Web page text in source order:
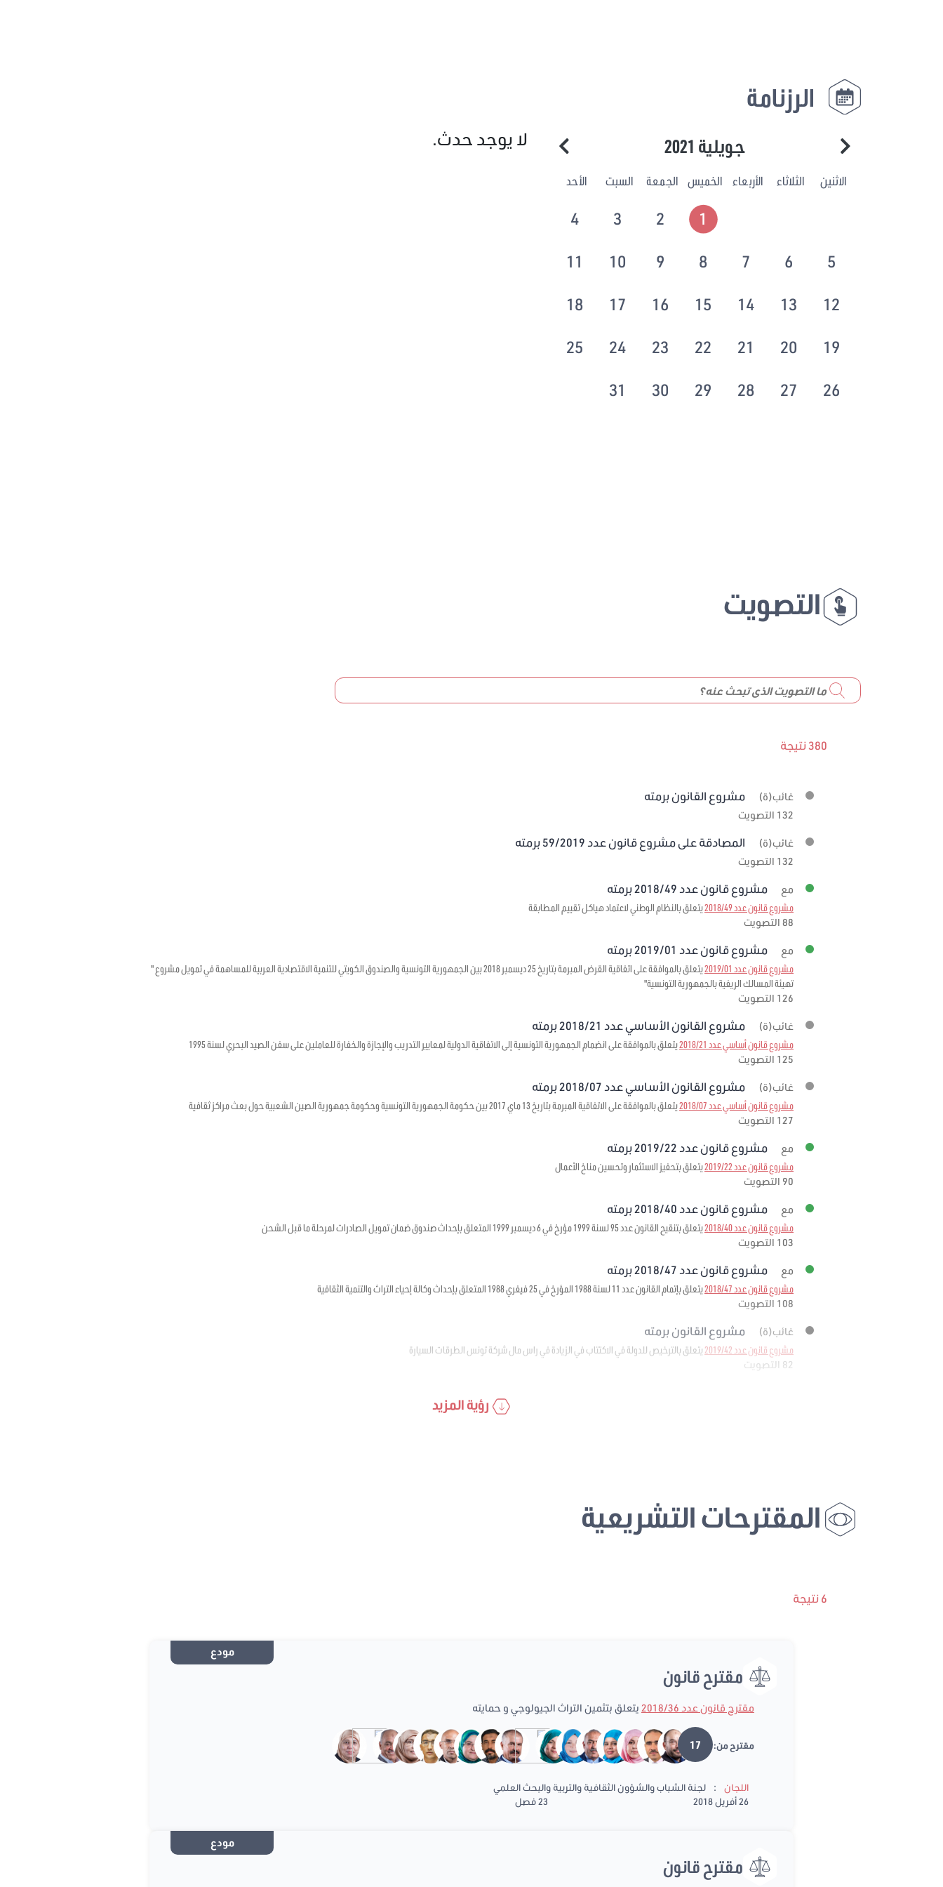
الرزنامة
جويلية 2021
الاثنين الثلاثاء الأربعاء الخميس الجمعة السبت الأحد
1
2
3
4
5
6
7
8
9
10
11
12
13
14
15
16
17
18
19
20
21
22
23
24
25
26
27
28
29
30
31
لا يوجد حدث.
التصويت
380 نتيجة
غائب(ة) مشروع القانون برمته
132 التصويت
غائب(ة) المصادقة على مشروع قانون عدد 59/2019 برمته
132 التصويت
مع مشروع قانون عدد 2018/49 برمته
مشروع قانون عدد 2018/49
يتعلق بالنظام الوطني لاعتماد هياكل تقييم المطابقة
88 التصويت
مع مشروع قانون عدد 2019/01 برمته
مشروع قانون عدد 2019/01
يتعلق بالموافقة على اتفاقية القرض المبرمة بتاريخ 25 ديسمبر 2018 بين الجمهورية التونسية والصندوق الكويتي للتنمية الاقتصادية العربية للمساهمة في تمويل مشروع "
تهيئة المسالك الريفية بالجمهورية التونسية"
126 التصويت
غائب(ة) مشروع القانون الأساسي عدد 2018/21 برمته
مشروع قانون أساسي عدد 2018/21
يتعلق بالموافقة على انضمام الجمهورية التونسية إلى الاتفاقية الدولية لمعايير التدريب والإجازة والخفارة للعاملين على سفن الصيد البحري لسنة 1995
125 التصويت
غائب(ة) مشروع القانون الأساسي عدد 2018/07 برمته
مشروع قانون أساسي عدد 2018/07
يتعلق بالموافقة على الاتفاقية المبرمة بتاريخ 13 ماي 2017 بين حكومة الجمهورية التونسية وحكومة جمهورية الصين الشعبية حول بعث مراكز ثقافية
127 التصويت
مع مشروع قانون عدد 2019/22 برمته
مشروع قانون عدد 2019/22
يتعلق بتحفيز الاستثمار وتحسين مناخ الأعمال
90 التصويت
مع مشروع قانون عدد 2018/40 برمته
مشروع قانون عدد 2018/40
يتعلق بتنقيح القانون عدد 95 لسنة 1999 مؤرخ في 6 ديسمبر 1999 المتعلق بإحداث صندوق ضمان تمويل الصادرات لمرحلة ما قبل الشحن
103 التصويت
مع مشروع قانون عدد 2018/47 برمته
مشروع قانون عدد 2018/47
يتعلق بإتمام القانون عدد 11 لسنة 1988 المؤرخ في 25 فيفري 1988 المتعلق بإحداث وكالة إحياء التراث والتنمية الثقافية
108 التصويت
غائب(ة) مشروع القانون برمته
مشروع قانون عدد 2019/42
يتعلق بالترخيص للدولة في الاكتتاب في الزيادة في راس مال شركة تونس الطرقات السيارة
82 التصويت
رؤية المزيد
المقترحات التشريعية
6 نتيجة
مودع
مقترح قانون
مقترح قانون عدد 2018/36 يتعلق بتثمين التراث الجيولوجي و حمايته
مقترح من: 17
اللجان :
لجنة الشباب والشؤون الثقافية والتربية والبحث العلمي
26 أفريل 2018
23 فصل
مودع
مقترح قانون